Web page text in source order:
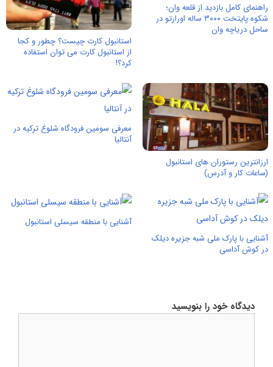
راهنمای کامل بازدید از قلعه وان؛
شکوه پایتخت ۳۰۰۰ ساله اورارتو در
ساحل دریاچه وان
استانبول کارت چیست؟ چطور و کجا
از استانبول کارت می توان استفاده
کرد؟!
ارزانترین رستوران های استانبول
(ساعات کار و آدرس)
معرفی سومین فرودگاه شلوغ ترکیه در
آنتالیا
آشنایی با پارک ملی شبه جزیره دیلک
در کوش آداسی
آشنایی با منطقه سیسلی استانبول
دیدگاه خود را بنویسید